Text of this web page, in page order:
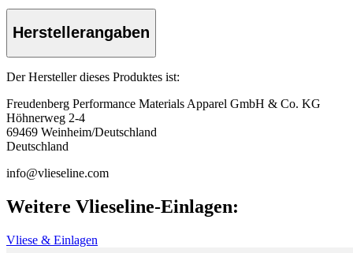
Herstellerangaben
Der Hersteller dieses Produktes ist:
Freudenberg Performance Materials Apparel GmbH & Co. KG
Höhnerweg 2-4
69469 Weinheim/Deutschland
Deutschland
info@vlieseline.com
Weitere Vlieseline-Einlagen:
Vliese & Einlagen